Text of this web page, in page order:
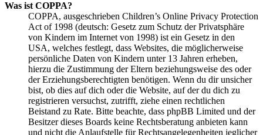
Was ist COPPA?
COPPA, ausgeschrieben Children’s Online Privacy Protection
Act of 1998 (deutsch: Gesetz zum Schutz der Privatsphäre
von Kindern im Internet von 1998) ist ein Gesetz in den
USA, welches festlegt, dass Websites, die möglicherweise
persönliche Daten von Kindern unter 13 Jahren erheben,
hierzu die Zustimmung der Eltern beziehungsweise des oder
der Erziehungsberechtigten benötigen. Wenn du dir unsicher
bist, ob dies auf dich oder die Website, auf der du dich zu
registrieren versuchst, zutrifft, ziehe einen rechtlichen
Beistand zu Rate. Bitte beachte, dass phpBB Limited und der
Besitzer dieses Boards keine Rechtsberatung anbieten kann
und nicht die Anlaufstelle für Rechtsangelegenheiten jeglicher